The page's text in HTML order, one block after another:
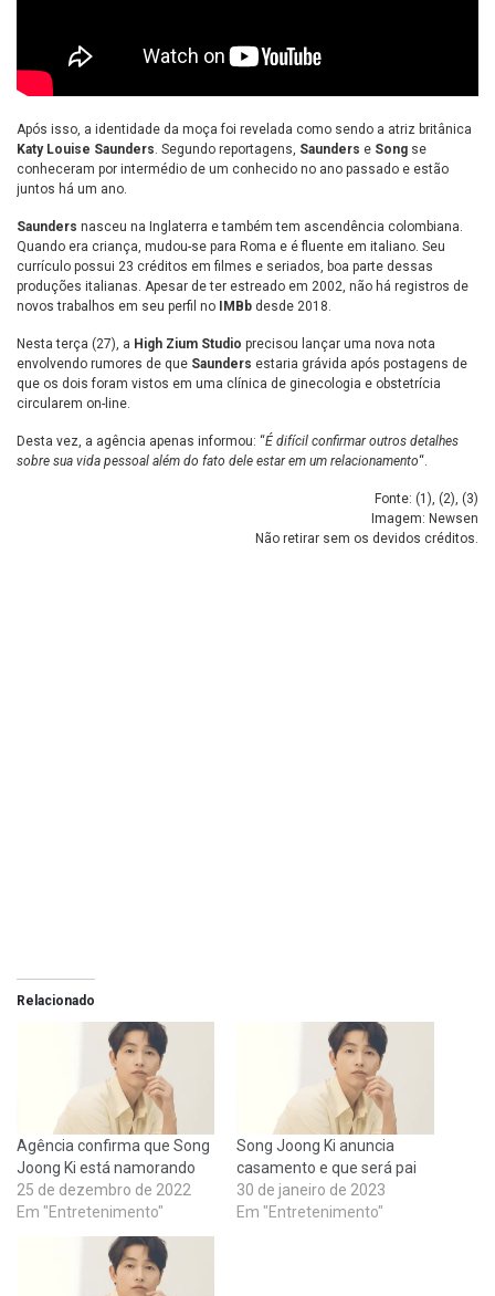
Após isso, a identidade da moça foi revelada como sendo a atriz britânica
Katy Louise Saunders. Segundo reportagens, Saunders e Song se
conheceram por intermédio de um conhecido no ano passado e estão
juntos há um ano.
Saunders nasceu na Inglaterra e também tem ascendência colombiana.
Quando era criança, mudou-se para Roma e é fluente em italiano. Seu
currículo possui 23 créditos em filmes e seriados, boa parte dessas
produções italianas. Apesar de ter estreado em 2002, não há registros de
novos trabalhos em seu perfil no
IMBb desde 2018.
Nesta terça (27), a High Zium Studio precisou lançar uma nova nota
envolvendo rumores de que Saunders estaria grávida após postagens de
que os dois foram vistos em uma clínica de ginecologia e obstetrícia
circularem on-line.
Desta vez, a agência apenas informou: “É difícil confirmar outros detalhes
sobre sua vida pessoal além do fato dele estar em um relacionamento“.
Fonte: (1 ), (2), (3)
Imagem: Newsen
Não retirar sem os devidos créditos.
Relacionado
Agência confirma que Song
Joong Ki está namorando
25 de dezembro de 2022
Em "Entretenimento"
Song Joong Ki anuncia
casamento e que será pai
30 de janeiro de 2023
Em "Entretenimento"